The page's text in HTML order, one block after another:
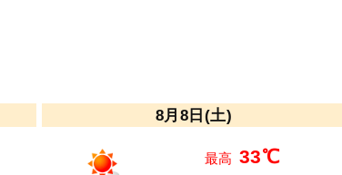
8月8日(土)
最高 33℃